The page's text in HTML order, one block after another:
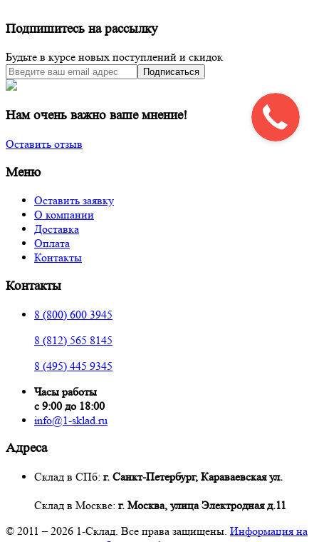
Подпишитесь на рассылку
Будьте в курсе новых поступлений и скидок
Подписаться
Нам очень важно ваше мнение!
Оставить отзыв
Меню
Оставить заявку
О компании
Доставка
Оплата
Контакты
Контакты
8 (800) 600 3945
8 (812) 565 8145
8 (495) 445 9345
Часы работы
с 9:00 до 18:00
info@1-sklad.ru
Адреса
Склад в СПб: г. Санкт-Петербург, Караваевская ул.
Склад в Москве: г. Москва, улица Электродная д.11
© 2011 – 2026 1-Склад. Все права защищены. Информация на